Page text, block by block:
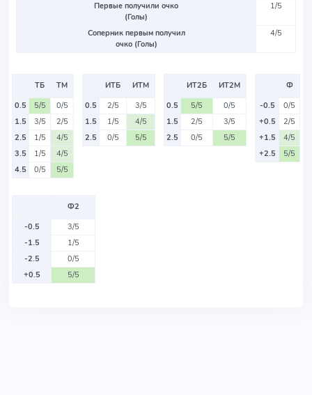
Первые получили очко
(Голы)
1/5
Соперник первым получил
очко (Голы)
4/5
ТБ
ТМ
0.5
5/5
0/5
1.5
3/5
2/5
2.5
1/5
4/5
3.5
1/5
4/5
4.5
0/5 5/5
ИТБ
ИТМ
0.5
2/5
3/5
1.5
1/5
4/5
2.5
0/5 5/5
ИТ2Б
ИТ2М
0.5
5/5
0/5
1.5
2/5
3/5
2.5
0/5 5/5
Ф
-0.5
0/5
+0.5
2/5
+1.5
4/5
+2.5
5/5
Ф2
-0.5
3/5
-1.5
1/5
-2.5
0/5
+0.5
5/5